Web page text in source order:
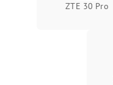
ZTE 30 Pro